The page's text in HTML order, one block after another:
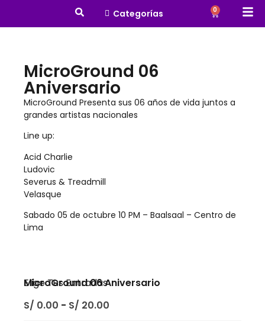
Categorías 0
MicroGround 06
Aniversario
MicroGround Presenta sus 06 años de vida juntos a
grandes artistas nacionales
Line up:
Acid Charlie
Ludovic
Severus & Treadmill
Velasque
Sabado 05 de octubre 10 PM – Baalsaal – Centro de
Lima
MicroGround 06 Aniversario
Elige Tus Entradas
S/ 0.00 - S/ 20.00